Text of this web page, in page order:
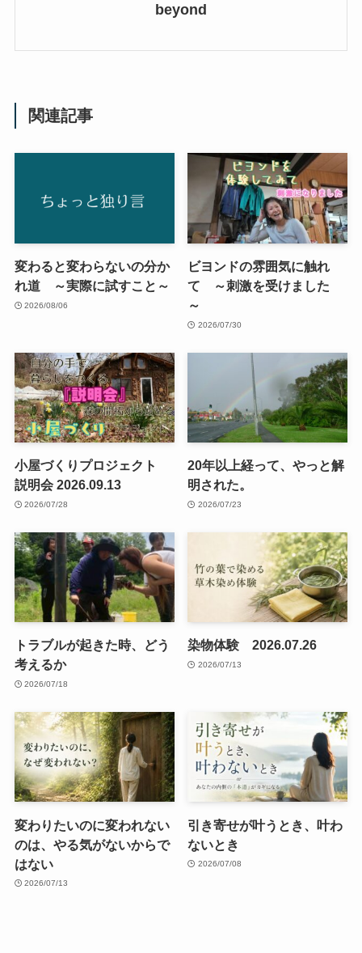
beyond
関連記事
変わると変わらないの分か
れ道 ～実際に試すこと～
2026/08/06
ビヨンドの雰囲気に触れ
て ～刺激を受けました
～
2026/07/30
小屋づくりプロジェクト
説明会 2026.09.13
2026/07/28
20年以上経って、やっと解
明された。
2026/07/23
トラブルが起きた時、どう
考えるか
2026/07/18
染物体験 2026.07.26
2026/07/13
変わりたいのに変われない
のは、やる気がないからで
はない
2026/07/13
引き寄せが叶うとき、叶わ
ないとき
2026/07/08